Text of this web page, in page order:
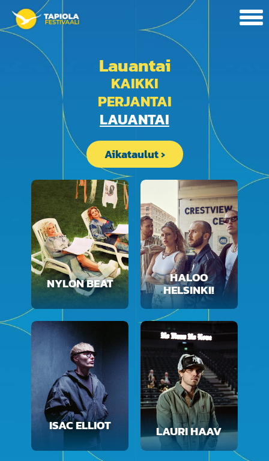
Lauantai
KAIKKI
PERJANTAI
LAUANTAI
Aikataulut ›
NYLON BEAT HALOO
HELSINKI!
ISAC ELLIOT LAURI HAAV